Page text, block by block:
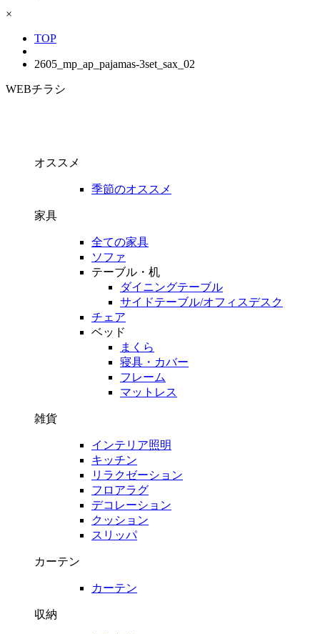
×
TOP
2605_mp_ap_pajamas-3set_sax_02
WEBチラシ
オススメ
季節のオススメ
家具
全ての家具
ソファ
テーブル・机
ダイニングテーブル
サイドテーブル/オフィスデスク
チェア
ベッド
まくら
寝具・カバー
フレーム
マットレス
雑貨
インテリア照明
キッチン
リラクゼーション
フロアラグ
デコレーション
クッション
スリッパ
カーテン
カーテン
収納